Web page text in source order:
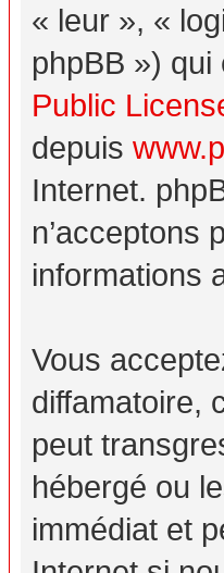
« leur », «
phpBB »)
Public
depuis
Internet.
n’acceptons
informations
Vous
diffamatoire,
peut
hébergé ou
immédiat et